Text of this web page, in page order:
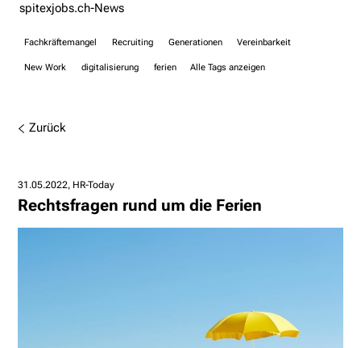
spitexjobs.ch-News
Fachkräftemangel Recruiting Generationen Vereinbarkeit
New Work digitalisierung ferien Alle Tags anzeigen
Zurück
31.05.2022 HR-Today
Rechtsfragen rund um die Ferien